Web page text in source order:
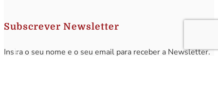
Subscrever Newsletter
Insira o seu nome e o seu email para receber a Newsletter.